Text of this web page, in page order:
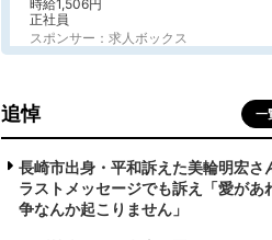
時給1,506円
正社員
スポンサー：求人ボックス
追悼 一
長崎市出身・平和訴えた美輪明宏
ラストメッセージでも訴え「愛が
争なんか起こりません」